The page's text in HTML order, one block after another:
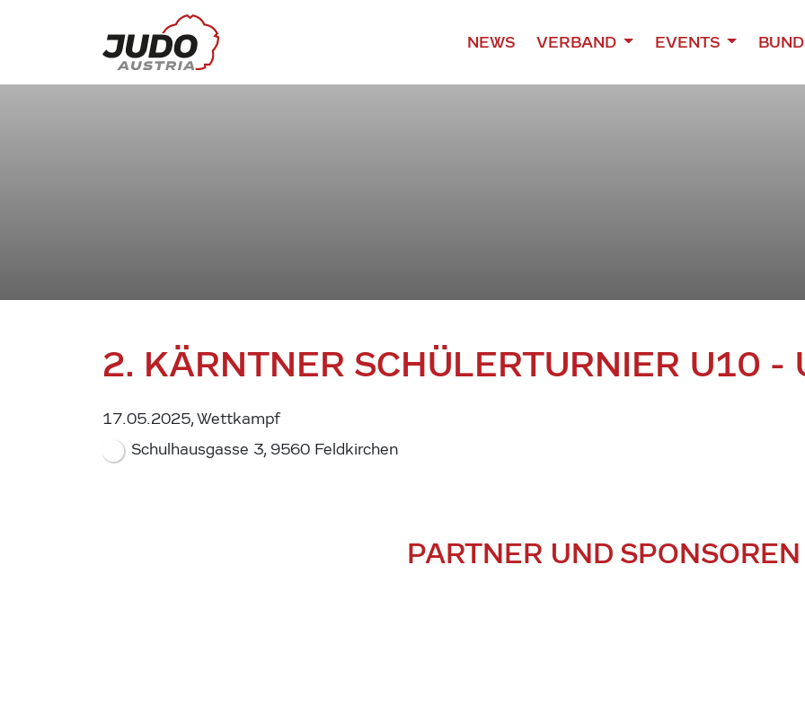
NEWS VERBAND EVENTS
2. KÄRNTNER SCHÜLERTURNIER U10 -
17.05.2025, Wettkampf
Schulhausgasse 3, 9560 Feldkirchen
PARTNER UND SPONSOREN